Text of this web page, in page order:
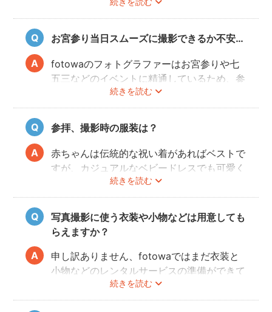
写真にも仕上がります。
また、撮影の実施が難しいと判断される天候
不良の場合、事前にフォトグラファーと決行
もしくは日時変更を相談してください。
日時変更方法はこちらをご参照ください。
お宮参り当日スムーズに撮影できるか不安…
続きを読む
fotowaのフォトグラファーはお宮参りや七
五三などのイベントに精通しているため、参
拝や家族団欒を乱すことなくスムーズに撮影
することができます。
参拝、撮影時の服装は？
続きを読む
赤ちゃんは伝統的な祝い着があればベストで
すが、カジュアルなベビードレスでも可愛く
写すことができます。またご両親も着物を着
ると雰囲気が出ますが、洋服でもおしゃれな
写真に仕上がります。
写真撮影に使う衣装や小物などは用意しても
らえますか？
続きを読む
申し訳ありません、fotowaではまだ衣装と
小物などのレンタルサービスの準備ができて
おりませんので、お客様ご自身にご用意をお
願いしております。